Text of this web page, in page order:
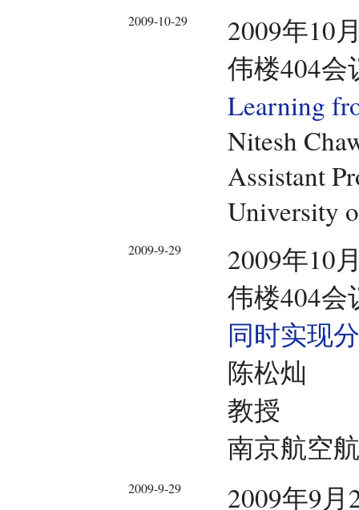
2009-10-29
2009年10
伟楼404会
Learning
Nitesh
Assistant
University
2009-9-29
2009年10
伟楼404会
同时实现
陈松灿
教授
南京航空
2009-9-29
2009年9